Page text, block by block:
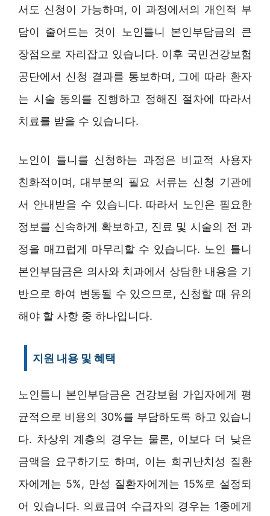
서도 신청이 가능하며, 이 과정에서의 개인적 부
담이 줄어드는 것이 노인틀니 본인부담금의 큰
장점으로 자리잡고 있습니다. 이후 국민건강보험
공단에서 신청 결과를 통보하며, 그에 따라 환자
는 시술 동의를 진행하고 정해진 절차에 따라서
치료를 받을 수 있습니다.
노인이 틀니를 신청하는 과정은 비교적 사용자
친화적이며, 대부분의 필요 서류는 신청 기관에
서 안내받을 수 있습니다. 따라서 노인은 필요한
정보를 신속하게 확보하고, 진료 및 시술의 전 과
정을 매끄럽게 마무리할 수 있습니다. 노인 틀니
본인부담금은 의사와 치과에서 상담한 내용을 기
반으로 하여 변동될 수 있으므로, 신청할 때 유의
해야 할 사항 중 하나입니다.
지원 내용 및 혜택
노인틀니 본인부담금은 건강보험 가입자에게 평
균적으로 비용의 30%를 부담하도록 하고 있습니
다. 차상위 계층의 경우는 물론, 이보다 더 낮은
금액을 요구하기도 하며, 이는 희귀난치성 질환
자에게는 5%, 만성 질환자에게는 15%로 설정되
어 있습니다. 의료급여 수급자의 경우는 1종에게